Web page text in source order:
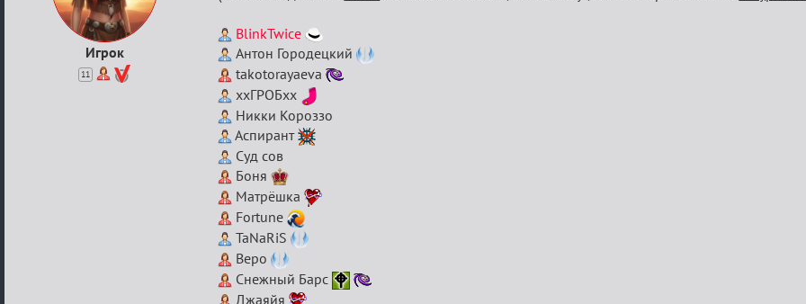
Игрок
11
Вендетты
BlinkTwice
Антон Городецкий
takotorayaeva
ххГРОБхх
Никки Короззо
Аспирант
Суд сов
Боня
Матрёшка
Fortune
TaNaRiS
Веро
Снежный Барс
Джаяйя